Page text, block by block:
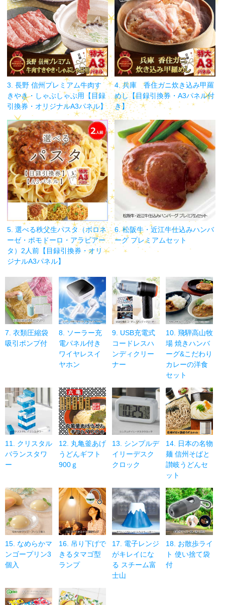
3. 長野 信州プレミアム牛肉す
きやき・しゃぶしゃぶ用【目録
引換券・オリジナルA3パネル】
4. 兵庫 香住ガニ炊き込み甲羅
めし【目録引換券・A3パネル付
き】
5. 選べる秩父生パスタ（ボロネ
ーゼ・ポモドーロ・アラビアー
タ）2人前【目録引換券・オリ
ジナルA3パネル】
6. 松阪牛・近江牛仕込みハンバ
ーグ プレミアムセット
7. 衣類圧縮袋
吸引ポンプ付
8. ソーラー充
電パネル付き
ワイヤレスイ
ヤホン
9. USB充電式
コードレスハ
ンディクリー
ナー
10. 飛騨高山牧
場 焼きハンバ
ーグ&こだわり
カレーの洋食
セット
11. クリスタル
バランスタワ
ー
12. 丸亀釜あげ
うどんギフト
900ｇ
13. シンプルデ
イリーデスク
クロック
14. 日本の名物
麺 信州そばと
讃岐うどんセ
ット
15. なめらかマ
ンゴープリン3
個入
16. 吊り下げで
きるタマゴ型
ランプ
17. 電子レンジ
がキレイにな
る スチーム富
士山
18. お散歩ライ
ト 使い捨て袋
付